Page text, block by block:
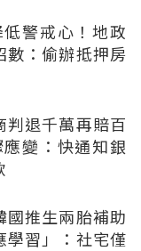
警戒心！地政
數：偷辦抵押房
退千萬再賠百
變：快通知銀
推生兩胎補助
學習」：社宅僅